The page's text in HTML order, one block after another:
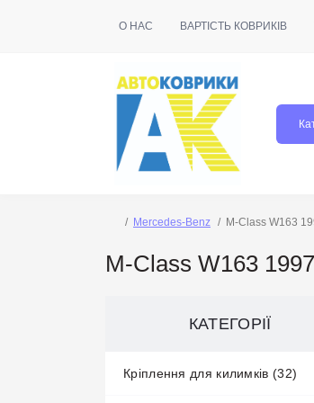
О НАС ВАРТІСТЬ КОВРИКІВ
Mercedes-Benz M-Class W163
M-Class W163
КАТЕГОРІЇ
Кріплення для килимків (32)